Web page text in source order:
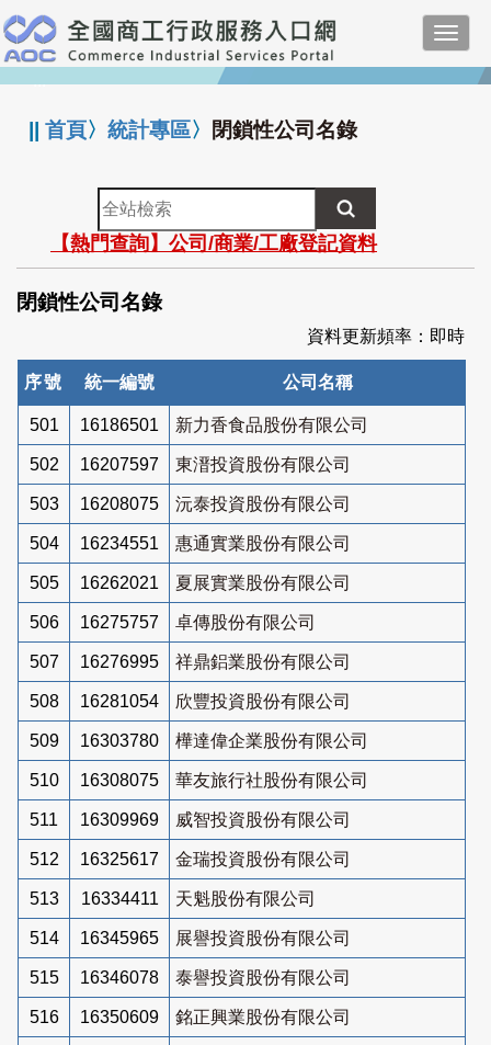
跳
到
主
要
:::
||首頁〉統計專區〉 閉鎖性公司名錄
全
站
檢
索
【熱門查詢】公司/商業/工廠登記資料
閉鎖性公司名錄
資料更新頻率：即時
序號 統一編號 公司名稱
501 16186501 新力香食品股份有限公司
502 16207597 東溍投資股份有限公司
503 16208075 沅泰投資股份有限公司
504 16234551 惠通實業股份有限公司
505 16262021 夏展實業股份有限公司
506 16275757 卓傳股份有限公司
507 16276995 祥鼎鋁業股份有限公司
508 16281054 欣豐投資股份有限公司
509 16303780 樺達偉企業股份有限公司
510 16308075 華友旅行社股份有限公司
511 16309969 威智投資股份有限公司
512 16325617 金瑞投資股份有限公司
513 16334411 天魁股份有限公司
514 16345965 展譽投資股份有限公司
515 16346078 泰譽投資股份有限公司
516 16350609 銘正興業股份有限公司